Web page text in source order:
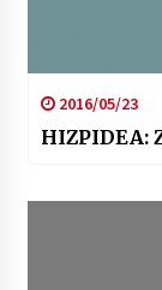
2016/05/23
HIZPIDEA: